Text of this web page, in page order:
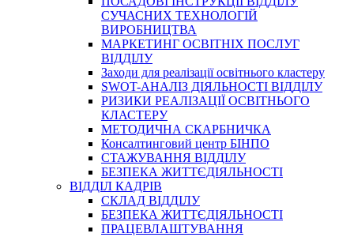
СУЧАСНИХ ТЕХНОЛОГІЙ
ВИРОБНИЦТВА
МАРКЕТИНГ ОСВІТНІХ ПОСЛУГ
ВІДДІЛУ
Заходи для реалізації освітнього кластеру
SWOT-АНАЛІЗ ДІЯЛЬНОСТІ ВІДДІЛУ
РИЗИКИ РЕАЛІЗАЦІЇ ОСВІТНЬОГО
КЛАСТЕРУ
МЕТОДИЧНА СКАРБНИЧКА
Консалтинговий центр БІНПО
СТАЖУВАННЯ ВІДДІЛУ
БЕЗПЕКА ЖИТТЄДІЯЛЬНОСТІ
ВІДДІЛ КАДРІВ
СКЛАД ВІДДІЛУ
БЕЗПЕКА ЖИТТЄДІЯЛЬНОСТІ
ПРАЦЕВЛАШТУВАННЯ